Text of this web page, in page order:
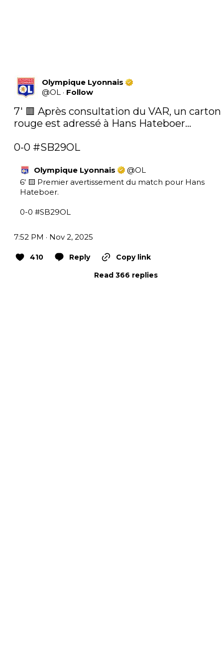
Olympique Lyonnais
@OL · Follow
7' 🟥 Après consultation du VAR, un carton
rouge est adressé à Hans Hateboer...
0-0 #SB29OL
Olympique Lyonnais @OL
6' 🟨 Premier avertissement du match pour Hans
Hateboer.
0-0 #SB29OL
7:52 PM · Nov 2, 2025
410 Reply
Copy link
Read 366 replies